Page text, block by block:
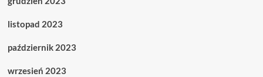
listopad 2023
październik 2023
wrzesień 2023